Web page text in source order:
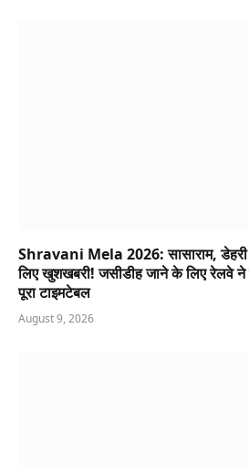
Shravani Mela 2026: सासाराम, डेहरी
लिए खुशखबरी! जसीडीह जाने के लिए रेलवे ने
पूरा टाइमटेबल
August 9, 2026